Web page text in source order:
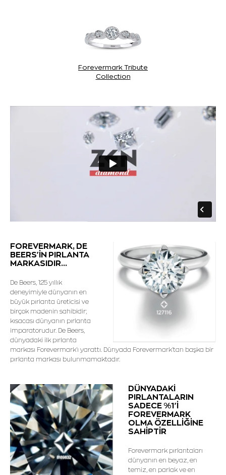
Forevermark Tribute
Collection
FOREVERMARK, DE
BEERS'İN PIRLANTA
MARKASIDIR...
De Beers, 125 yıllık
deneyimiyle dünyanın en
büyük pırlanta üreticisi ve
birçok madenin sahibidir;
kısacası dünyanın pırlanta
imparatorudur. De Beers,
dünyadaki ilk pırlanta
markası Forevermark'ı yarattı. Dünyada Forevermark'tan başka bir
pırlanta markası bulunmamaktadır.
DÜNYADAKİ
PIRLANTALARIN
SADECE %1'İ
FOREVERMARK
OLMA ÖZELLİĞİNE
SAHİPTİR
Forevermark pırlantaları
dünyanın en beyaz, en
temiz, en parlak ve en